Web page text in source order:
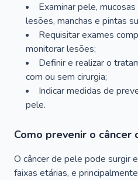
Examinar pele,
lesões, manchas e pintas
Requisitar exames
monitorar lesões;
Definir e realizar o
com ou sem cirurgia;
Indicar medidas de
pele.
Como prevenir o câncer
O câncer de pele pode surgir
faixas etárias, e